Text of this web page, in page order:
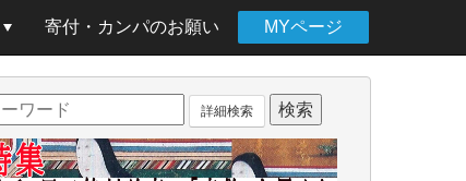
寄付・カンパのお願い MYページ
詳細検索